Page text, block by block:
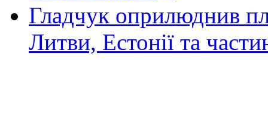
Гладчук оприлюднив
Литви, Естонії та